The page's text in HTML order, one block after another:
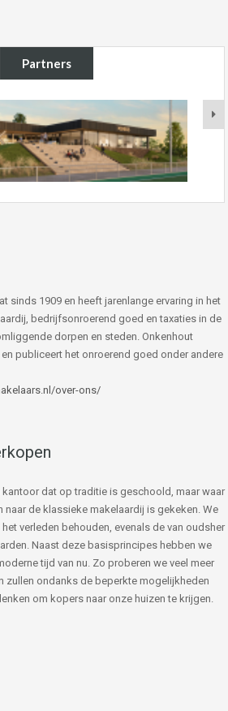
Partners
sinds 1909 en heeft jarenlange ervaring in het
bedrijfsonroerend goed en taxaties in de
dorpen en steden. Onkenhout
publiceert het onroerend goed onder andere
over-ons/
kantoor dat op traditie is geschoold, maar waar
de klassieke makelaardij is gekeken. We
verleden behouden, evenals de van oudsher
Naast deze basisprincipes hebben we
tijd van nu. Zo proberen we veel meer
zullen ondanks de beperkte mogelijkheden
om kopers naar onze huizen te krijgen.